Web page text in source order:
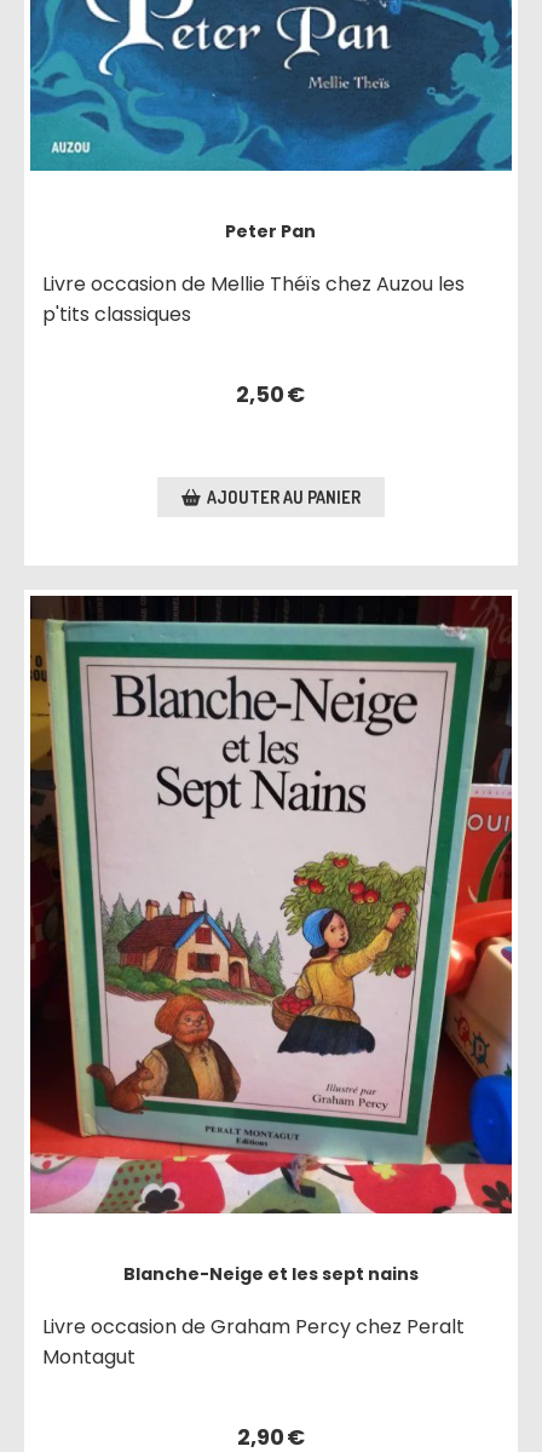
Peter Pan
Livre occasion de Mellie Théïs chez Auzou les
p'tits classiques
2,50€
AJOUTER AU PANIER
Blanche-Neige et les sept nains
Livre occasion de Graham Percy chez Peralt
Montagut
2,90€